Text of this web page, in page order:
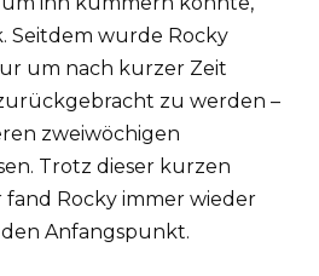
Seitdem wurde Rocky
um nach kurzer Zeit
zu werden –
zweiwöchigen
Trotz dieser kurzen
Rocky immer wieder
Anfangspunkt.